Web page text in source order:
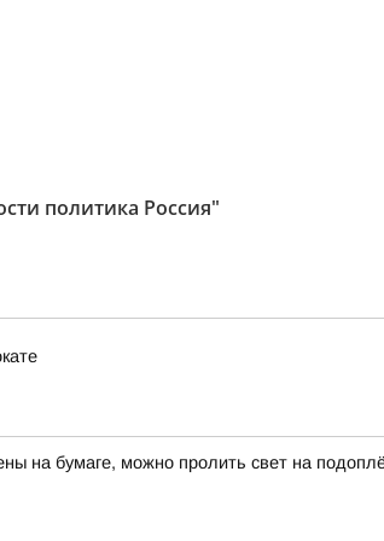
политика Россия"
на бумаге, можно пролить свет на